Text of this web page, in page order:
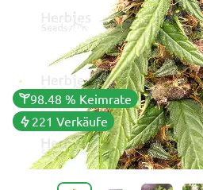
98.48 % Keimrate
221 Verkäufe